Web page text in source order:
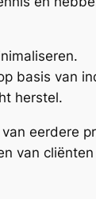
basis van
herstel.
eerdere
van